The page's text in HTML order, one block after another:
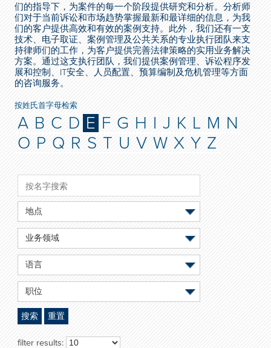
们的指导下，为案件的每一个阶段提供研究和分析。分析师
们对于当前诉讼和市场趋势掌握最新和最详细的信息，为我
们的客户提供高效和有效的案例支持。此外，我们还有一支
技术、电子取证、案例管理及公共关系的专业执行团队来支
持律师们的工作，为客户提供完善法律策略的实用业务解决
方案。通过这支执行团队，我们提供案例管理、诉讼程序发
展和控制、IT安全、人员配置、预算编制及危机管理等方面
的咨询服务。
按姓氏首字母检索
A B C D E F G H I J K L M N
O P Q R S T U V W X Y Z
地点
业务领域
语言
职位
搜索 重置
filter results: